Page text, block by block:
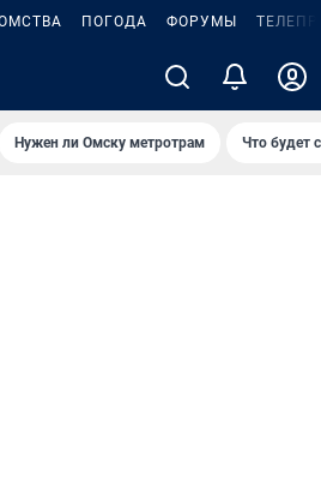
ПОГОДА ФОРУМЫ
Нужен ли Омску метротрам Что будет